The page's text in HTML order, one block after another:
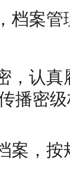
档案管
，认真
播密
案，按